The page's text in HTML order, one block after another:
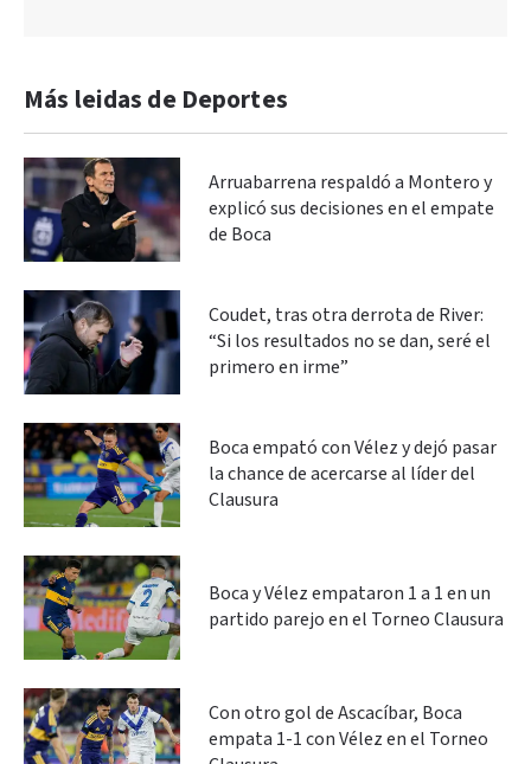
Más leidas de Deportes
Arruabarrena respaldó a Montero y
explicó sus decisiones en el empate
de Boca
Coudet, tras otra derrota de River:
“Si los resultados no se dan, seré el
primero en irme”
Boca empató con Vélez y dejó pasar
la chance de acercarse al líder del
Clausura
Boca y Vélez empataron 1 a 1 en un
partido parejo en el Torneo Clausura
Con otro gol de Ascacíbar, Boca
empata 1-1 con Vélez en el Torneo